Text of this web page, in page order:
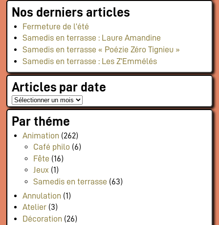
Nos derniers articles
Fermeture de l’été
Samedis en terrasse : Laure Amandine
Samedis en terrasse « Poézie Zéro Tignieu »
Samedis en terrasse : Les Z’Emmélés
Articles par date
Par théme
Animation (262)
Café philo (6)
Fête (16)
Jeux (1)
Samedis en terrasse (63)
Annulation (1)
Atelier(3)
Décoration (26)